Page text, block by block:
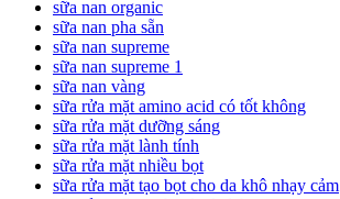
sữa nan organic
sữa nan pha sẵn
sữa nan supreme
sữa nan supreme 1
sữa nan vàng
sữa rửa mặt amino acid có tốt không
sữa rửa mặt dưỡng sáng
sữa rửa mặt lành tính
sữa rửa mặt nhiều bọt
sữa rửa mặt tạo bọt cho da khô nhạy cảm